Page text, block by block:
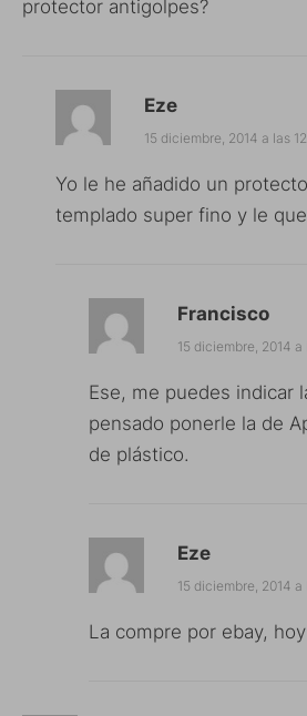
protector antigolpes?
Eze
15 diciembre, 2014 a las
Yo le he añadido un
templado super fino y le
Francisco
15 diciembre, 2014 a
Ese, me puedes indicar
pensado ponerle la de
de plástico.
Eze
15 diciembre, 2014 a
La compre por ebay,